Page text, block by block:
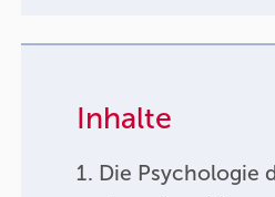
Inhalte
Die Psychologie